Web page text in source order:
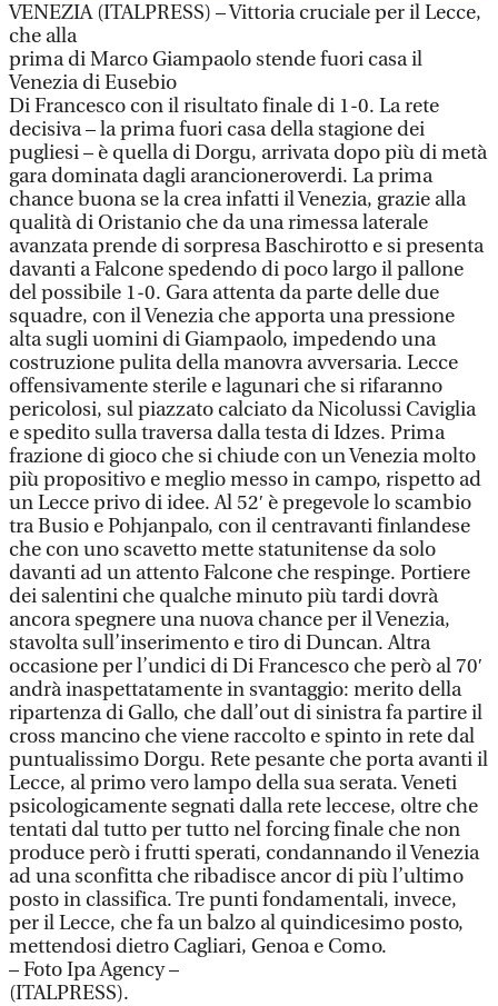
VENEZIA (ITALPRESS) – Vittoria cruciale per il Lecce,
che alla
prima di Marco Giampaolo stende fuori casa il
Venezia di Eusebio
Di Francesco con il risultato finale di 1-0. La rete
decisiva – la prima fuori casa della stagione dei
pugliesi – è quella di Dorgu, arrivata dopo più di metà
gara dominata dagli arancioneroverdi. La prima
chance buona se la crea infatti il Venezia, grazie alla
qualità di Oristanio che da una rimessa laterale
avanzata prende di sorpresa Baschirotto e si presenta
davanti a Falcone spedendo di poco largo il pallone
del possibile 1-0. Gara attenta da parte delle due
squadre, con il Venezia che apporta una pressione
alta sugli uomini di Giampaolo, impedendo una
costruzione pulita della manovra avversaria. Lecce
offensivamente sterile e lagunari che si rifaranno
pericolosi, sul piazzato calciato da Nicolussi Caviglia
e spedito sulla traversa dalla testa di Idzes. Prima
frazione di gioco che si chiude con un Venezia molto
più propositivo e meglio messo in campo, rispetto ad
un Lecce privo di idee. Al 52′ è pregevole lo scambio
tra Busio e Pohjanpalo, con il centravanti finlandese
che con uno scavetto mette statunitense da solo
davanti ad un attento Falcone che respinge. Portiere
dei salentini che qualche minuto più tardi dovrà
ancora spegnere una nuova chance per il Venezia,
stavolta sull’inserimento e tiro di Duncan. Altra
occasione per l’undici di Di Francesco che però al 70′
andrà inaspettatamente in svantaggio: merito della
ripartenza di Gallo, che dall’out di sinistra fa partire il
cross mancino che viene raccolto e spinto in rete dal
puntualissimo Dorgu. Rete pesante che porta avanti il
Lecce, al primo vero lampo della sua serata. Veneti
psicologicamente segnati dalla rete leccese, oltre che
tentati dal tutto per tutto nel forcing finale che non
produce però i frutti sperati, condannando il Venezia
ad una sconfitta che ribadisce ancor di più l’ultimo
posto in classifica. Tre punti fondamentali, invece,
per il Lecce, che fa un balzo al quindicesimo posto,
mettendosi dietro Cagliari, Genoa e Como.
– Foto Ipa Agency –
(ITALPRESS).